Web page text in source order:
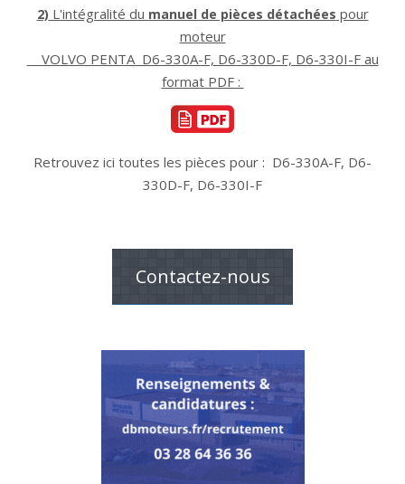
2) L'intégralité du manuel de pièces détachées pour
moteur
VOLVO PENTA D6-330A-F, D6-330D-F, D6-330I-Fau
format PDF :
Retrouvez ici toutes les pièces pour : D6-330A-F, D6-
330D-F, D6-330I-F
Contactez-nous